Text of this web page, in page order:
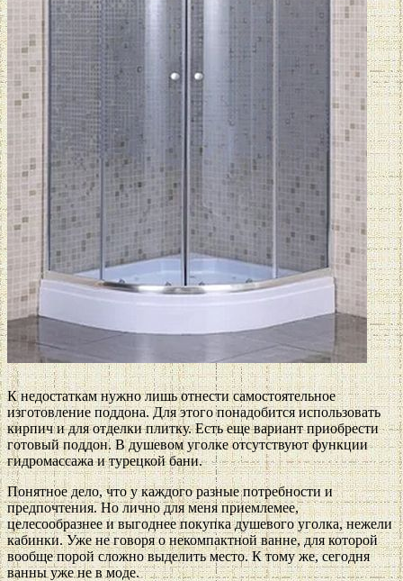
К недостаткам нужно лишь отнести самостоятельное
изготовление поддона. Для этого понадобится использовать
кирпич и для отделки плитку. Есть еще вариант приобрести
готовый поддон. В душевом уголке отсутствуют функции
гидромассажа и турецкой бани.
Понятное дело, что у каждого разные потребности и
предпочтения. Но лично для меня приемлемее,
целесообразнее и выгоднее покупка душевого уголка, нежели
кабинки. Уже не говоря о некомпактной ванне, для которой
вообще порой сложно выделить место. К тому же, сегодня
ванны уже не в моде.